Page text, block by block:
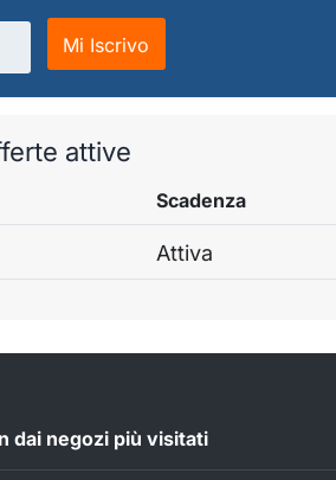
Mi Iscrivo
attive
Scadenza
Attiva
dai negozi più visitati